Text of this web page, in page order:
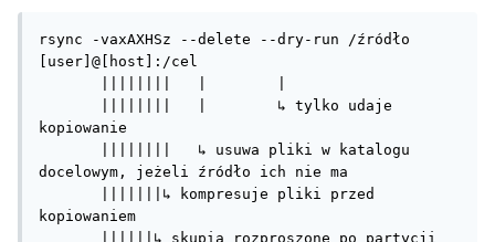
rsync -vaxAXHSz --delete --dry-run /źródło
[user]@[host]:/cel
kopiowanie
docelowym, jeżeli źródło ich nie ma
kopiowaniem